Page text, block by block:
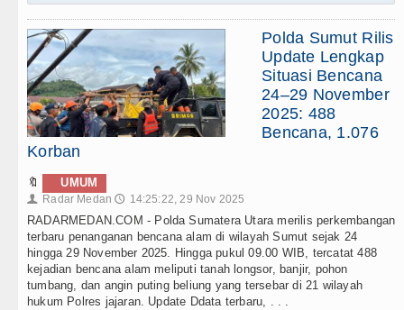
Polda Sumut Rilis
Update Lengkap
Situasi Bencana
24–29 November
2025: 488
Bencana, 1.076
Korban
🔖 UMUM
👤 Radar Medan 🕔 14:25:22, 29 Nov 2025
RADARMEDAN.COM - Polda Sumatera Utara merilis perkembangan
terbaru penanganan bencana alam di wilayah Sumut sejak 24
hingga 29 November 2025. Hingga pukul 09.00 WIB, tercatat 488
kejadian bencana alam meliputi tanah longsor, banjir, pohon
tumbang, dan angin puting beliung yang tersebar di 21 wilayah
hukum Polres jajaran. Update Ddata terbaru, . . .